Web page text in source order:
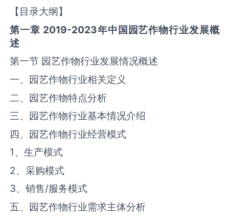
【目录大纲】
第一章 2019-2023年中国园艺作物行业发展概
述
第一节 园艺作物行业发展情况概述
一、园艺作物行业相关定义
二、园艺作物特点分析
三、园艺作物行业基本情况介绍
四、园艺作物行业经营模式
1、生产模式
2、采购模式
3、销售/服务模式
五、园艺作物行业需求主体分析